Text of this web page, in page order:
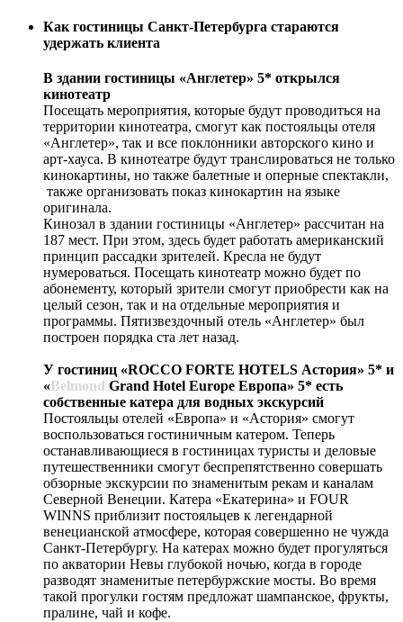
Как гостиницы Санкт-Петербурга стараются
удержать клиента
В здании гостиницы «Англетер» 5* открылся
кинотеатр
Посещать мероприятия, которые будут проводиться на
территории кинотеатра, смогут как постояльцы отеля
«Англетер», так и все поклонники авторского кино и
арт-хауса. В кинотеатре будут транслироваться не только
кинокартины, но также балетные и оперные спектакли,
также организовать показ кинокартин на языке
оригинала.
Кинозал в здании гостиницы «Англетер» рассчитан на
187 мест. При этом, здесь будет работать американский
принцип рассадки зрителей. Кресла не будут
нумероваться. Посещать кинотеатр можно будет по
абонементу, который зрители смогут приобрести как на
целый сезон, так и на отдельные мероприятия и
программы. Пятизвездочный отель «Англетер» был
построен порядка ста лет назад.
У гостиниц «ROCCO FORTE HOTELS Астория» 5* и
«Belmond Grand Hotel Europe Европа» 5* есть
собственные катера для водных экскурсий
Постояльцы отелей «Европа» и «Астория» смогут
воспользоваться гостиничным катером. Теперь
останавливающиеся в гостиницах туристы и деловые
путешественники смогут беспрепятственно совершать
обзорные экскурсии по знаменитым рекам и каналам
Северной Венеции. Катера «Екатерина» и FOUR
WINNS приблизит постояльцев к легендарной
венецианской атмосфере, которая совершенно не чужда
Санкт-Петербургу. На катерах можно будет прогуляться
по акватории Невы глубокой ночью, когда в городе
разводят знаменитые петербуржские мосты. Во время
такой прогулки гостям предложат шампанское, фрукты,
пралине, чай и кофе.